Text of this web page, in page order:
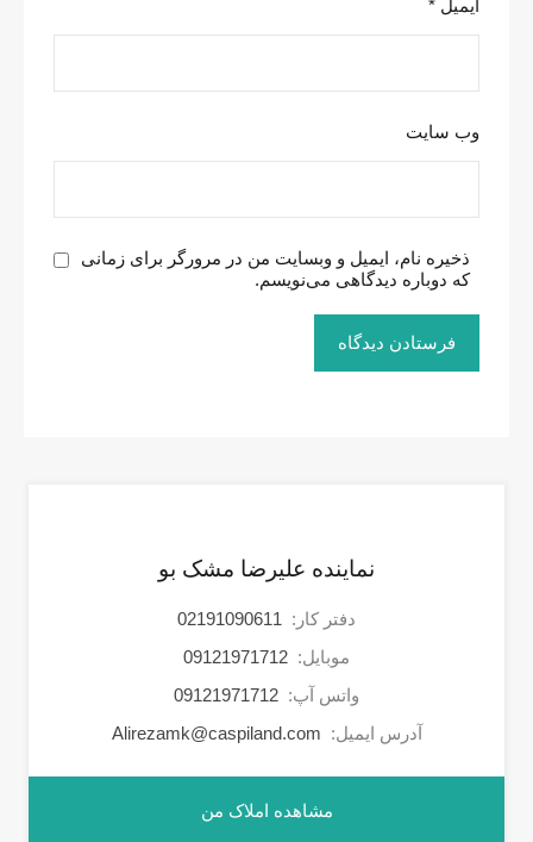
ایمیل *
وب‌ سایت
ذخیره نام، ایمیل و وبسایت من در مرورگر برای زمانی
که دوباره دیدگاهی می‌نویسم.
نماینده علیرضا مشک بو
دفتر کار: 02191090611
موبایل: 09121971712
واتس آپ: 09121971712
آدرس ایمیل: Alirezamk@caspiland.com
مشاهده املاک من